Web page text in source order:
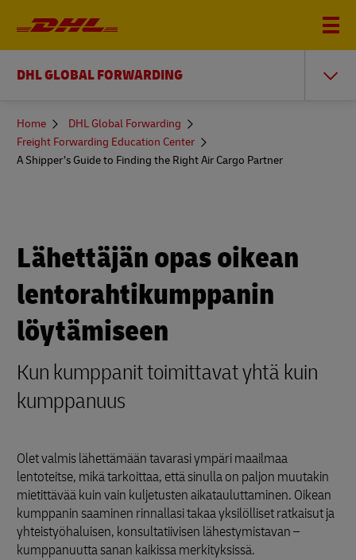
DHL GLOBAL FORWARDING
You
here
Home
DHL Global Forwarding
Freight Forwarding Education Center
A Shipper’s Guide to Finding the Right Air Cargo Partner
Lähettäjän opas oikean
lentorahtikumppanin
löytämiseen
Kun kumppanit toimittavat yhtä kuin
kumppanuus
Olet valmis lähettämään tavarasi ympäri maailmaa
lentoteitse, mikä tarkoittaa, että sinulla on paljon muutakin
mietittävää kuin vain kuljetusten aikatauluttaminen. Oikean
kumppanin saaminen rinnallasi takaa yksilölliset ratkaisut ja
yhteistyöhaluisen, konsultatiivisen lähestymistavan –
kumppanuutta sanan kaikissa merkityksissä.